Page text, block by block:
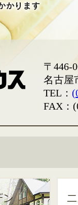
〒446-
名古屋
TEL：
FAX：